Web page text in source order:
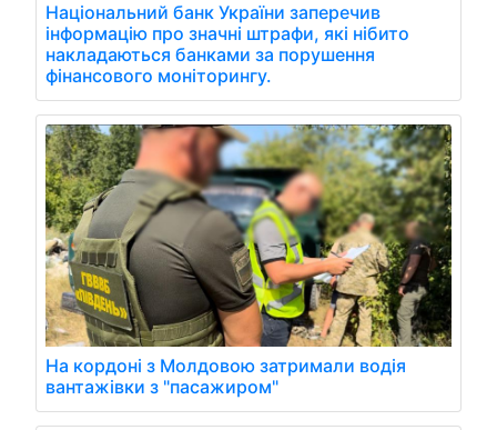
Національний банк України заперечив
інформацію про значні штрафи, які нібито
накладаються банками за порушення
фінансового моніторингу.
На кордоні з Молдовою затримали водія
вантажівки з "пасажиром"